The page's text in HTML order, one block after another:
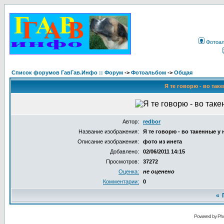
Список форумов ГавГав.Инфо :: Форум -> Фотоальбом -> Общая
Я те говорю - во
Автор:
redbor
Название изображения:
Я те говорю - во такенные у
Описание изображения:
фото из инета
Добавлено:
02/06/2011 14:15
Просмотров:
37272
Оценка:
не оценено
Комментарии:
0
«
Powered by